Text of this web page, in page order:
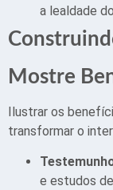
a lealdade
Mostre
Ilustrar os
transformar o
e estudos